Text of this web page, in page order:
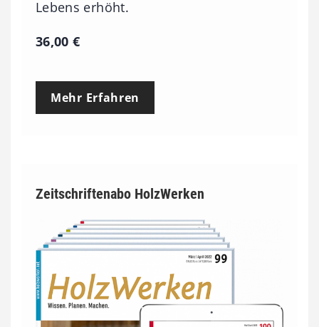
Lebens erhöht.
36,00€
Mehr Erfahren
Zeitschriftenabo HolzWerken